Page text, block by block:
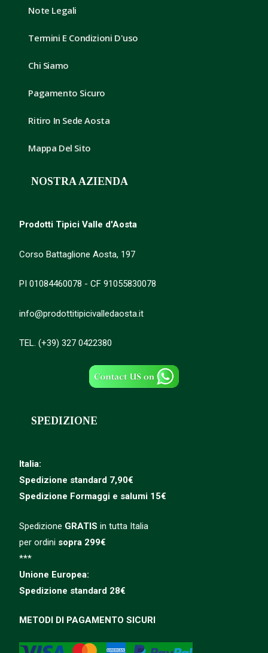
Note Legali
Termini E Condizioni D'uso
Chi Siamo
Pagamento Sicuro
Ritiro In Sede Aosta
Mappa Del Sito
NOSTRA AZIENDA
Prodotti Tipici Valle d'Aosta
Corso Battaglione Aosta, 197
PI 01084460078 - CF 91055830078
info@prodottitipicivalledaosta.it
TEL. (+39) 327 0422380
SPEDIZIONE
Italia:
Spedizione standard 7,90€
Spedizione Formaggi e salumi 15€
Spedizione GRATIS in tutta Italia
per ordini sopra 299€
***
Unione Europea:
Spedizione standard 28€
METODI DI PAGAMENTO SICURI